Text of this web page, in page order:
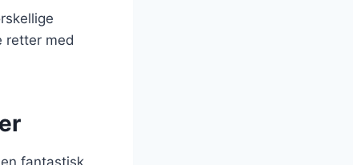
retter med
fantastisk